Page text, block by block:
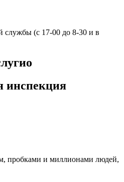
службы (с 17-00 до 8-30 и в
инспекция
пробками и миллионами людей,